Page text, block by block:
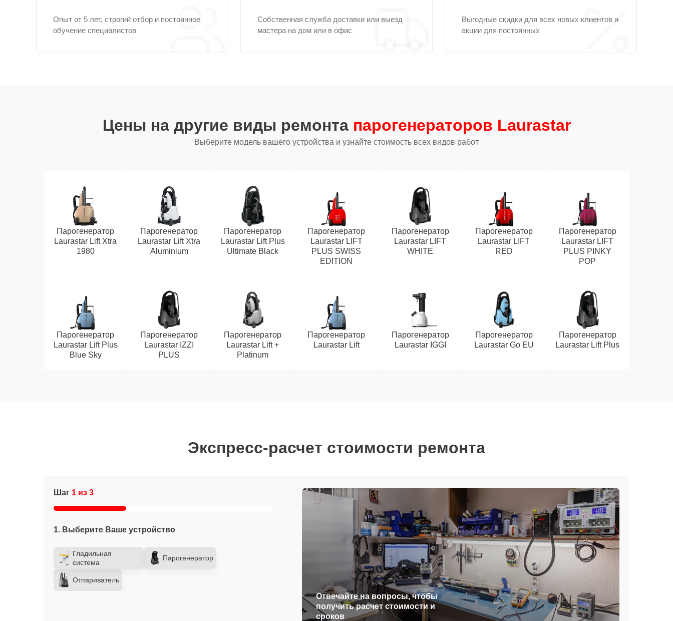
Опыт от 5 лет, строгий отбор и постоянное
обучение специалистов
Собственная служба доставки или выезд
мастера на дом или в офис
Выгодные скидки для всех новых клиентов и
акции для постоянных
Цены на другие виды ремонта парогенераторов Laurastar
Выберите модель вашего устройства и узнайте стоимость всех видов работ
Парогенератор
Laurastar Lift Xtra
1980
Парогенератор
Laurastar Lift Xtra
Aluminium
Парогенератор
Laurastar Lift Plus
Ultimate Black
Парогенератор
Laurastar LIFT
PLUS SWISS
EDITION
Парогенератор
Laurastar LIFT
WHITE
Парогенератор
Laurastar LIFT
RED
Парогенератор
Laurastar LIFT
PLUS PINKY
POP
Парогенератор
Laurastar Lift Plus
Blue Sky
Парогенератор
Laurastar IZZI
PLUS
Парогенератор
Laurastar Lift +
Platinum
Парогенератор
Laurastar Lift
Парогенератор
Laurastar IGGI
Парогенератор
Laurastar Go EU
Парогенератор
Laurastar Lift Plus
Экспресс-расчет стоимости ремонта
Шаг 1 из 3
1. Выберите Ваше устройство
Гладильная
система
Парогенератор
Отпариватель
Отвечайте на вопросы, чтобы
получить расчет стоимости и
сроков